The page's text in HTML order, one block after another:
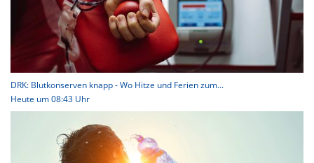
DRK: Blutkonserven knapp - Wo Hitze und Ferien zum...
Heute um 08:43 Uhr